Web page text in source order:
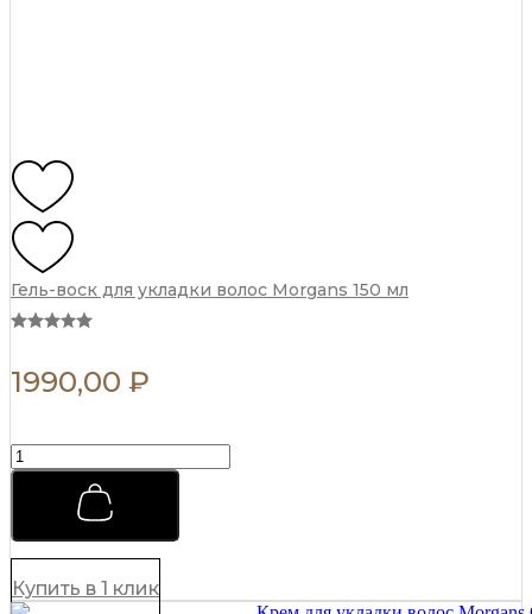
Гель-воск для укладки волос Morgans 150 мл
1990,00 ₽
Гель-
воск
волос
Morgans
150
мл
Купить в 1 клик